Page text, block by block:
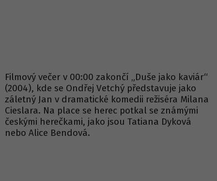
Filmový večer v 00:00 zakončí „Duše jako kaviár“
(2004), kde se Ondřej Vetchý představuje jako
záletný Jan v dramatické komedii režiséra Milana
Cieslara. Na place se herec potkal se známými
českými herečkami, jako jsou Tatiana Dyková
nebo Alice Bendová.